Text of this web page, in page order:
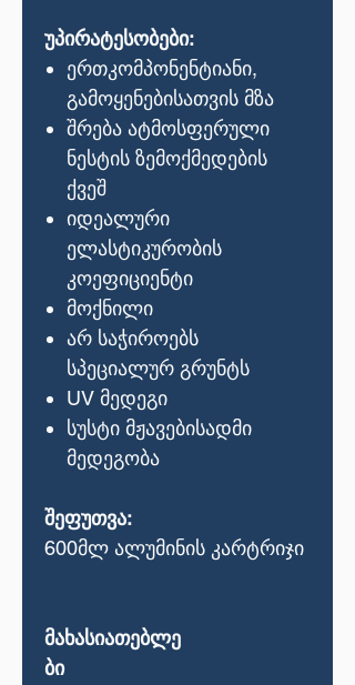
უპირატესობები:
ერთკომპონენტიანი,
გამოყენებისათვის მზა
შრება ატმოსფერული
ნესტის ზემოქმედების
ქვეშ
იდეალური
ელასტიკურობის
კოეფიციენტი
მოქნილი
არ საჭიროებს
სპეციალურ გრუნტს
UV მედეგი
სუსტი მჟავებისადმი
მედეგობა
შეფუთვა:
600მლ ალუმინის კარტრიჯი
მახასიათებლე
ბი